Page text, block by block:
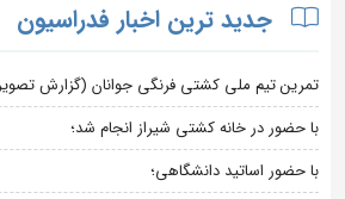
جدید ترین اخبار فدراسیون
تمرین تیم ملی کشتی فرنگی جوانان (گزارش
با حضور در خانه کشتی شیراز انجام شد؛
با حضور اساتید دانشگاهی؛